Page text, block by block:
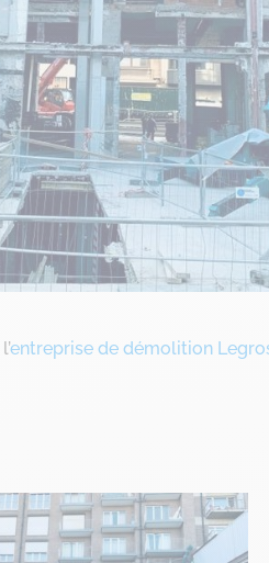
entreprise de démolition